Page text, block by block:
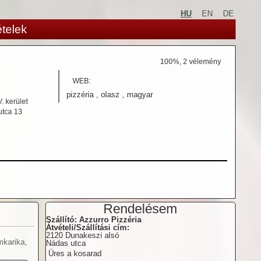
HU EN DE
100%,2 vélemény
kerület
13
WEB:
pizzéria , olasz , magyar
Rendelésem
Szállító: Azzurro Pizzéria
Átvételi/Szállítási cím:
2120 Dunakeszi alsó
Nádas utca
Üres a kosarad